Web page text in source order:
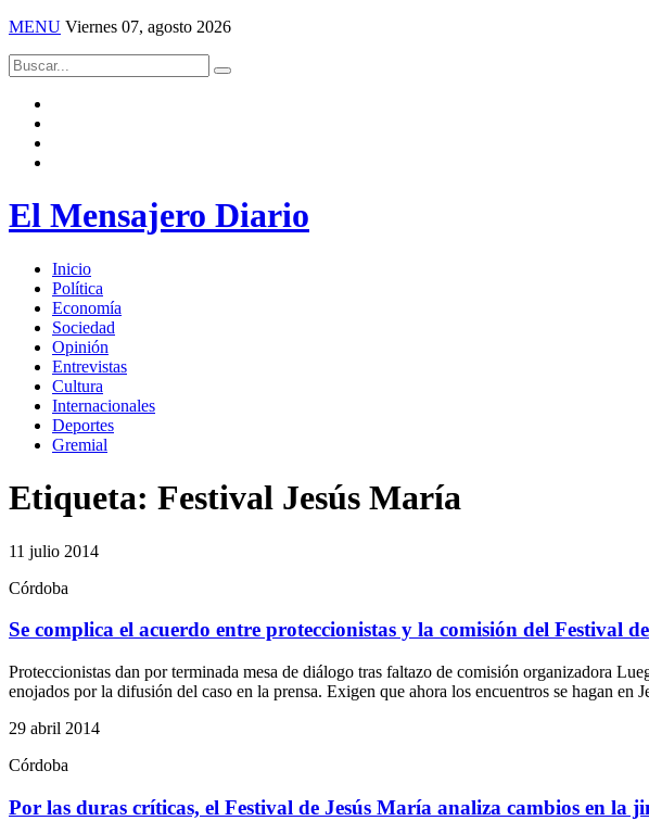
MENU Viernes 07, agosto 2026
El Mensajero Diario
Inicio
Política
Economía
Sociedad
Opinión
Entrevistas
Cultura
Internacionales
Deportes
Gremial
Etiqueta: Festival Jesús María
11 julio 2014
Córdoba
Se complica el acuerdo entre proteccionistas y la comisión del Festival
Proteccionistas dan por terminada mesa de diálogo tras faltazo de comisión organizadora
enojados por la difusión del caso en la prensa. Exigen que ahora los encuentros se hagan
29 abril 2014
Córdoba
Por las duras críticas, el Festival de Jesús María analiza cambios en la